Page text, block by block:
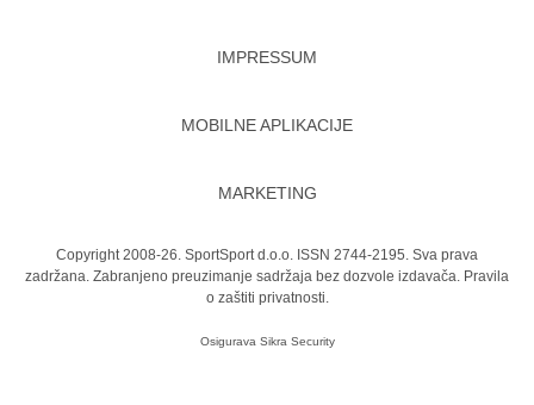
IMPRESSUM
MOBILNE APLIKACIJE
MARKETING
Copyright 2008-26. SportSport d.o.o. ISSN 2744-2195. Sva prava
zadržana. Zabranjeno preuzimanje sadržaja bez dozvole izdavača. Pravila
o zaštiti privatnosti.
Osigurava Sikra Security